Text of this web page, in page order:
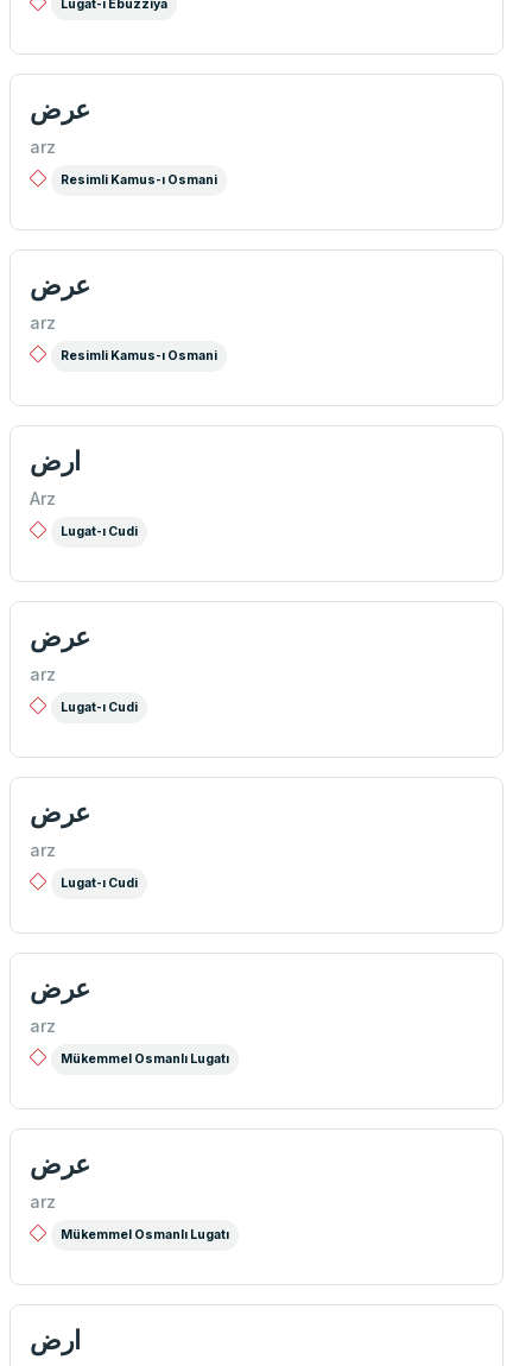
Lugat-ı Ebuzziya
عرض
arz
Resimli Kamus-ı Osmani
عرض
arz
Resimli Kamus-ı Osmani
ارض
Arz
Lugat-ı Cudi
عرض
arz
Lugat-ı Cudi
عرض
arz
Lugat-ı Cudi
عرض
arz
Mükemmel Osmanlı Lugatı
عرض
arz
Mükemmel Osmanlı Lugatı
ارض